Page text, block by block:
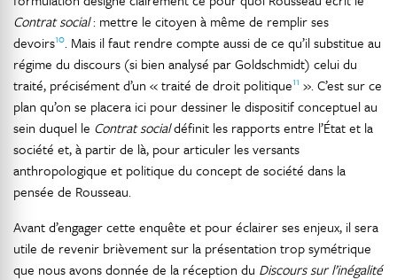
Contrat social: mettre le citoyen à même de remplir ses
devoirs10. Mais il faut rendre compte aussi de ce qu’il substitue au
régime du discours (si bien analysé par Goldschmidt) celui du
traité, précisément d’un « traité de droit politique11 ». C’est sur ce
plan qu’on se placera ici pour dessiner le dispositif conceptuel au
sein duquel le Contrat socialdéfinit les rapports entre l’État et la
société et, à partir de là, pour articuler les versants
anthropologique et politique du concept de société dans la
pensée de Rousseau.
Avant d’engager cette enquête et pour éclairer ses enjeux, il sera
utile de revenir brièvement sur la présentation trop symétrique
que nous avons donnée de la réception du Discours sur l’inégalité